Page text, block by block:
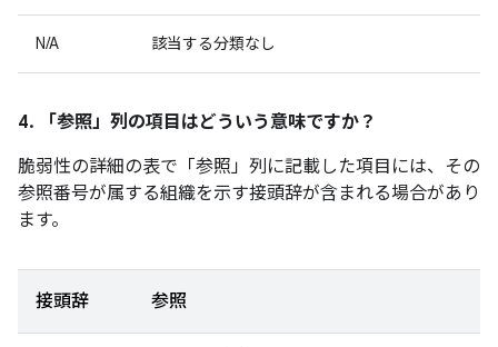
N/A 該当する分類なし
4. 「参照」 列の項目はどういう意味ですか？
脆弱性の詳細の表で「参照」 列に記載した項目には、その
参照番号が属する組織を示す接頭辞が含まれる場合があり
ます。
接頭辞 参照